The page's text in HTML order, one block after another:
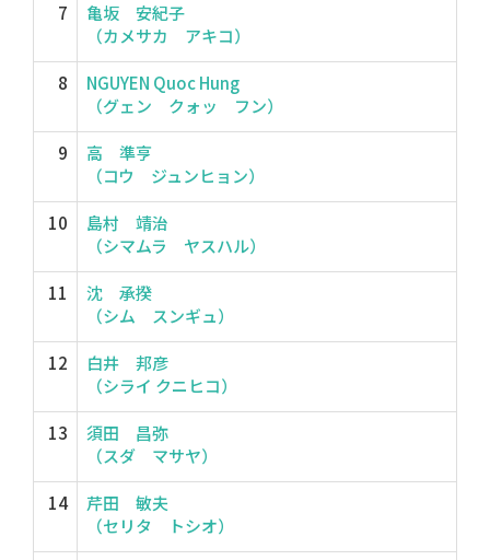
7
亀坂 安紀子
（カメサカ アキコ）
8
NGUYEN Quoc Hung
（グェン クォッ フン）
9
高 準亨
（コウ ジュンヒョン）
10
島村 靖治
（シマムラ ヤスハル）
11
沈 承揆
（シム スンギュ）
12
白井 邦彦
（シライ クニヒコ）
13
須田 昌弥
（スダ マサヤ）
14
芹田 敏夫
（セリタ トシオ）